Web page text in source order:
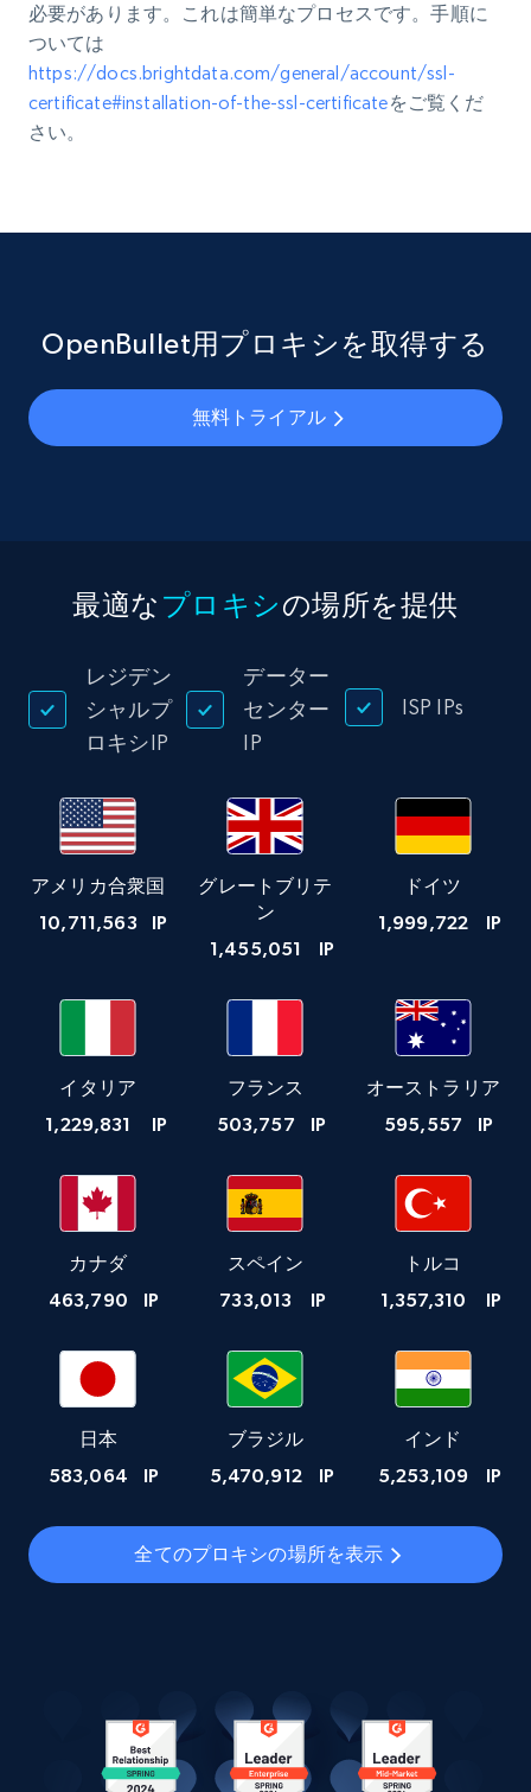
必要があります。これは簡単なプロセスです。手順に
ついては
https://docs.brightdata.com/general/account/ssl-
certificate#installation-of-the-ssl-certificateをご覧くだ
さい。
OpenBullet用プロキシを取得する
無料トライアル
最適な プロキシの場所を提供
レジデン
シャルプ
ロキシIP
データー
センター
IP
ISP IPs
アメリカ合衆国
10,711,563 IP
グレートブリテ
ン
1,455,051 IP
ドイツ
1,999,722 IP
イタリア
1,229,831 IP
フランス
503,757 IP
オーストラリア
595,557 IP
カナダ
463,790 IP
スペイン
733,013 IP
トルコ
1,357,310 IP
日本
583,064 IP
ブラジル
5,470,912 IP
インド
5,253,109 IP
全てのプロキシの場所を表示